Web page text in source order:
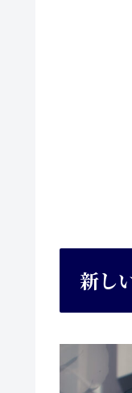
新し